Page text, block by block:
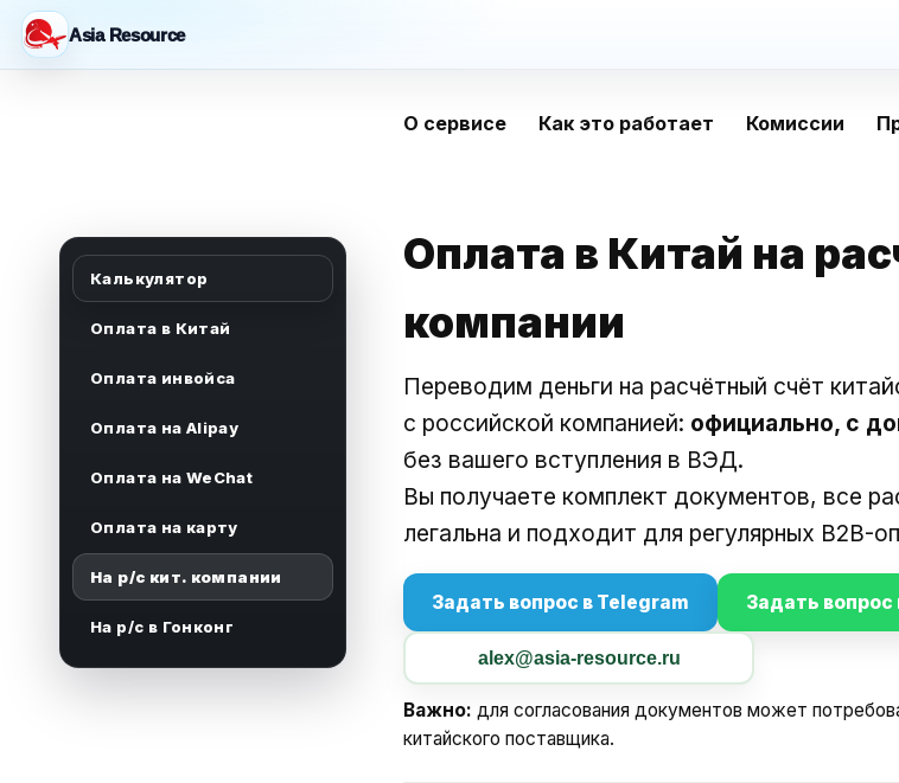
Asia Resource
Калькулятор
Оплата в Китай
Оплата инвойса
Оплата на Alipay
Оплата на WeChat
Оплата на карту
На р/с кит. компании
На р/с в Гонконг
О сервисе Как это работает Комиссии
Оплата в Китай на
компании
Переводим деньги на расчётный счёт
с российской компанией: официально, с
без вашего вступления в ВЭД.
Вы получаете комплект документов, все
легальна и подходит для регулярных B2B-
Задать вопрос в Telegram Задать вопрос
alex@asia-resource.ru
Важно: для согласования документов может
китайского поставщика.